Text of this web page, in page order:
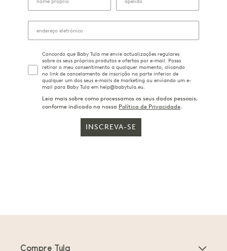
Concordo que Baby Tula me envie actualizações regulares
sobre os seus próprios produtos e ofertas por e-mail. Posso
retirar o meu consentimento a qualquer momento, clicando
no link de cancelamento de inscrição na parte inferior de
qualquer um dos seus e-mails de marketing ou enviando um e-
mail para Baby Tula em help@babytula.eu.
Leia mais sobre como processamos os seus dados pessoais,
conforme indicado na nossa Política de Privacidade.
INSCREVA-SE
Compre Tula